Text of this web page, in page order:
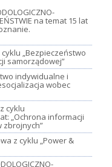
na temat 15 lat
„Bezpieczeństwo
samorządowej”
indywidualne i
wobec
cyklu
„Ochrona informacji
zbrojnych”
z cyklu „Power &